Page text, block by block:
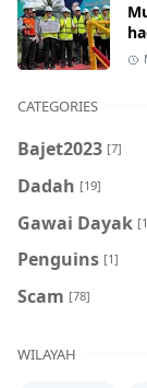
CATEGORIES
Bajet2023 [7]
Dadah [19]
Gawai Dayak
Penguins [1]
Scam [78]
WILAYAH